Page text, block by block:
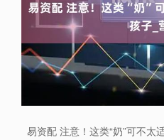
易资配 注意！这类“奶”可不太